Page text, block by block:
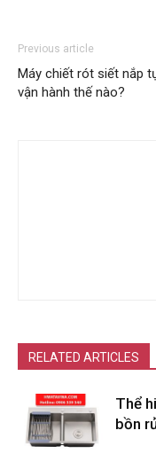
Previous article
Máy chiết rót siết nắp
vận hành thế nào?
RELATED ARTICLES
Thể
bồn